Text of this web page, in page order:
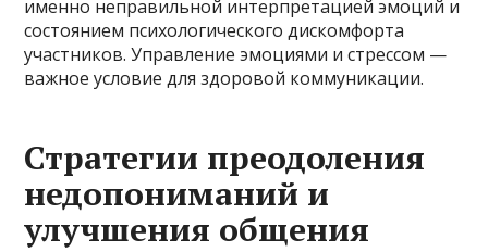
именно неправильной интерпретацией эмоций и
состоянием психологического дискомфорта
участников. Управление эмоциями и стрессом —
важное условие для здоровой коммуникации.
Стратегии преодоления
недопониманий и
улучшения общения